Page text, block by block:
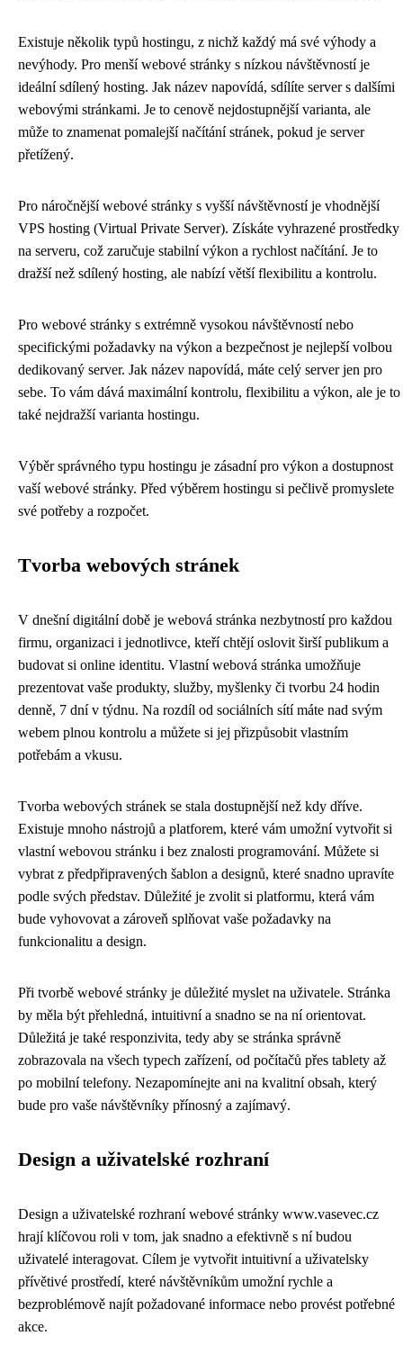
Existuje několik typů hostingu, z nichž každý má své výhody a
nevýhody. Pro menší webové stránky s nízkou návštěvností je
ideální sdílený hosting. Jak název napovídá, sdílíte server s dalšími
webovými stránkami. Je to cenově nejdostupnější varianta, ale
může to znamenat pomalejší načítání stránek, pokud je server
přetížený.
Pro náročnější webové stránky s vyšší návštěvností je vhodnější
VPS hosting (Virtual Private Server). Získáte vyhrazené prostředky
na serveru, což zaručuje stabilní výkon a rychlost načítání. Je to
dražší než sdílený hosting, ale nabízí větší flexibilitu a kontrolu.
Pro webové stránky s extrémně vysokou návštěvností nebo
specifickými požadavky na výkon a bezpečnost je nejlepší volbou
dedikovaný server. Jak název napovídá, máte celý server jen pro
sebe. To vám dává maximální kontrolu, flexibilitu a výkon, ale je to
také nejdražší varianta hostingu.
Výběr správného typu hostingu je zásadní pro výkon a dostupnost
vaší webové stránky. Před výběrem hostingu si pečlivě promyslete
své potřeby a rozpočet.
Tvorba webových stránek
V dnešní digitální době je webová stránka nezbytností pro každou
firmu, organizaci i jednotlivce, kteří chtějí oslovit širší publikum a
budovat si online identitu. Vlastní webová stránka umožňuje
prezentovat vaše produkty, služby, myšlenky či tvorbu 24 hodin
denně, 7 dní v týdnu. Na rozdíl od sociálních sítí máte nad svým
webem plnou kontrolu a můžete si jej přizpůsobit vlastním
potřebám a vkusu.
Tvorba webových stránek se stala dostupnější než kdy dříve.
Existuje mnoho nástrojů a platforem, které vám umožní vytvořit si
vlastní webovou stránku i bez znalosti programování. Můžete si
vybrat z předpřipravených šablon a designů, které snadno upravíte
podle svých představ. Důležité je zvolit si platformu, která vám
bude vyhovovat a zároveň splňovat vaše požadavky na
funkcionalitu a design.
Při tvorbě webové stránky je důležité myslet na uživatele. Stránka
by měla být přehledná, intuitivní a snadno se na ní orientovat.
Důležitá je také responzivita, tedy aby se stránka správně
zobrazovala na všech typech zařízení, od počítačů přes tablety až
po mobilní telefony. Nezapomínejte ani na kvalitní obsah, který
bude pro vaše návštěvníky přínosný a zajímavý.
Design a uživatelské rozhraní
Design a uživatelské rozhraní webové stránky www.vasevec.cz
hrají klíčovou roli v tom, jak snadno a efektivně s ní budou
uživatelé interagovat. Cílem je vytvořit intuitivní a uživatelsky
přívětivé prostředí, které návštěvníkům umožní rychle a
bezproblémově najít požadované informace nebo provést potřebné
akce.